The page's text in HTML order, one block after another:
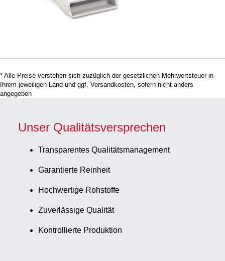
* Alle Preise verstehen sich zuzüglich der gesetzlichen Mehrwertsteuer in
Ihrem jeweiligen Land und ggf. Versandkosten, sofern nicht anders
angegeben
Unser Qualitätsversprechen
Transparentes Qualitätsmanagement
Garantierte Reinheit
Hochwertige Rohstoffe
Zuverlässige Qualität
Kontrollierte Produktion